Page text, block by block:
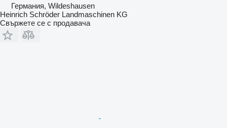
Германия, Wildeshausen
Heinrich Schröder Landmaschinen KG
Свържете се с продавача